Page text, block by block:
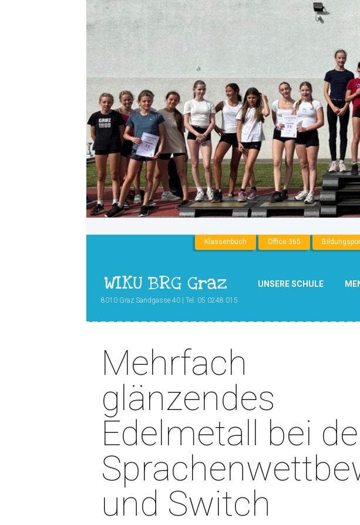
Klassenbuch Office 365
WIKU BRG Graz
8010 Graz Sandgasse 40 | Tel. 05 0248 015
UNSERE SCHULE
Mehrfach
glänzendes
Edelmetall bei
und Switch